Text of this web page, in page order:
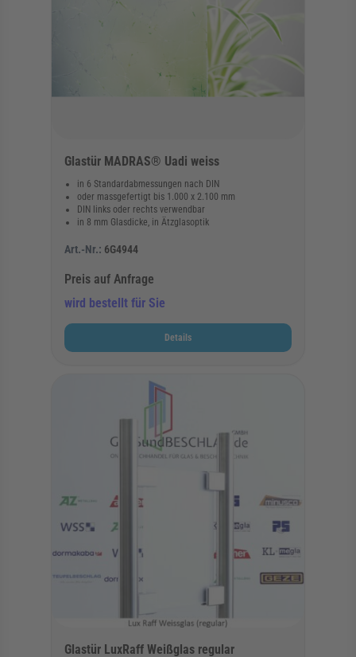
Glastür MADRAS® Uadi weiss
in 6 Standardabmessungen nach DIN
oder massgefertigt bis 1.000 x 2.100 mm
DIN links oder rechts verwendbar
in 8 mm Glasdicke, in Ätzglasoptik
Art.-Nr.: 6G4944
Preis auf Anfrage
wird bestellt für Sie
Details
Glastür LuxRaff Weißglas regular